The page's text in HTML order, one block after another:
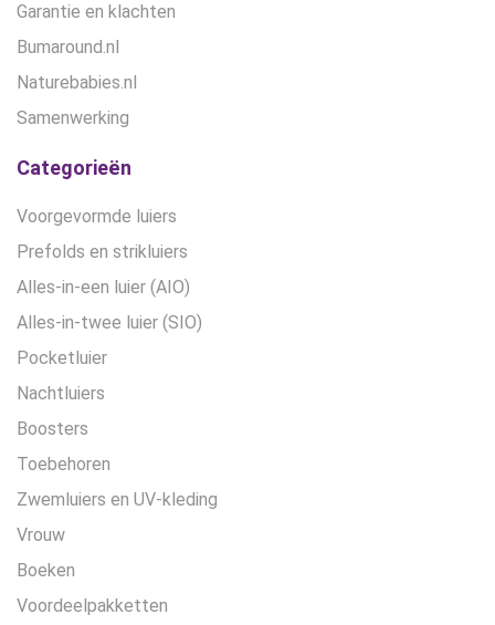
Garantie en klachten
Bumaround.nl
Naturebabies.nl
Samenwerking
Categorieën
Voorgevormde luiers
Prefolds en strikluiers
Alles-in-een luier (AIO)
Alles-in-twee luier (SIO)
Pocketluier
Nachtluiers
Boosters
Toebehoren
Zwemluiers en UV-kleding
Vrouw
Boeken
Voordeelpakketten